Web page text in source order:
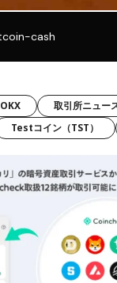
OKX 取引所ニュー
Testコイン（TST）